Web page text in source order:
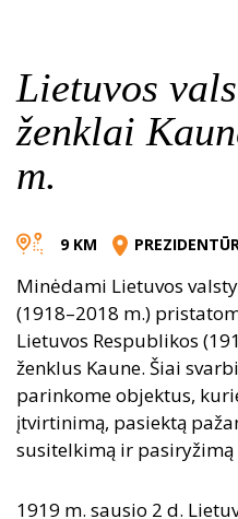
Lietuvos
ženklai
m.
9 KM
Minėdami Lietuvos
(1918–2018 m.)
Lietuvos Respublikos
ženklus Kaune. Šiai
parinkome objektus,
įtvirtinimą, pasiektą
susitelkimą ir
1919 m. sausio 2 d.